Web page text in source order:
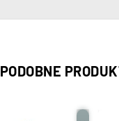
PODOBNE